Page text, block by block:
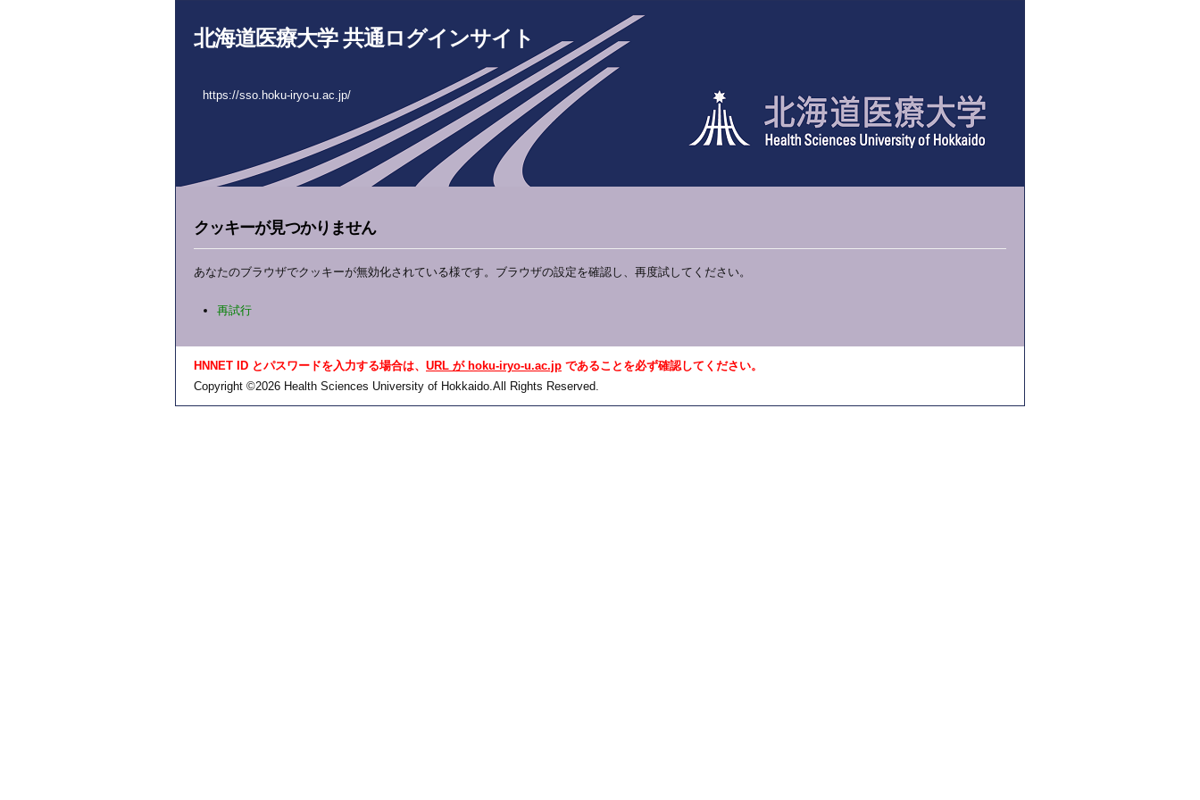
北海道医療大学 共通ログインサイト
https://sso.hoku-iryo-u.ac.jp/
クッキーが見つかりません
あなたのブラウザでクッキーが無効化されている様です。ブラウザの設定を確認し、再度試してください。
再試行
HNNET ID とパスワードを入力する場合は、 URL が hoku-iryo-u.ac.jp であることを必ず確認してください。
Copyright ©2026 Health Sciences University of Hokkaido.All Rights Reserved.